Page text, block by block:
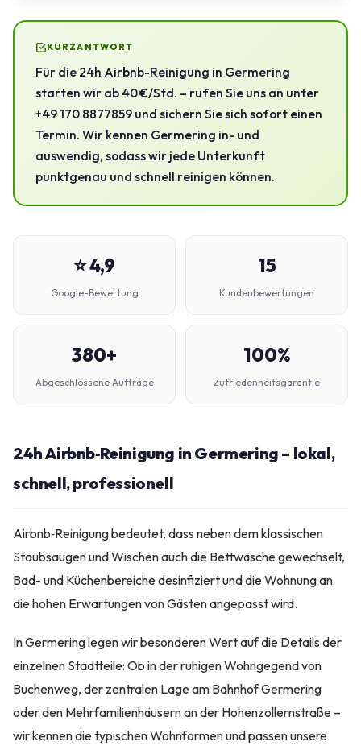
KURZANTWORT
Für die 24h Airbnb-Reinigung in Germering
starten wir ab 40 €/Std. – rufen Sie uns an unter
+49 170 8877859 und sichern Sie sich sofort einen
Termin. Wir kennen Germering in- und
auswendig, sodass wir jede Unterkunft
punktgenau und schnell reinigen können.
⭐ 4,9
Google-Bewertung
15
Kundenbewertungen
380+
Abgeschlossene Aufträge
100%
Zufriedenheitsgarantie
24h Airbnb‑Reinigung in Germering – lokal,
schnell, professionell
Airbnb‑Reinigung bedeutet, dass neben dem klassischen
Staubsaugen und Wischen auch die Bettwäsche gewechselt,
Bad- und Küchenbereiche desinfiziert und die Wohnung an
die hohen Erwartungen von Gästen angepasst wird.
In Germering legen wir besonderen Wert auf die Details der
einzelnen Stadtteile: Ob in der ruhigen Wohngegend von
Buchenweg, der zentralen Lage am Bahnhof Germering
oder den Mehrfamilienhäusern an der Hohenzollernstraße –
wir kennen die typischen Wohnformen und passen unsere